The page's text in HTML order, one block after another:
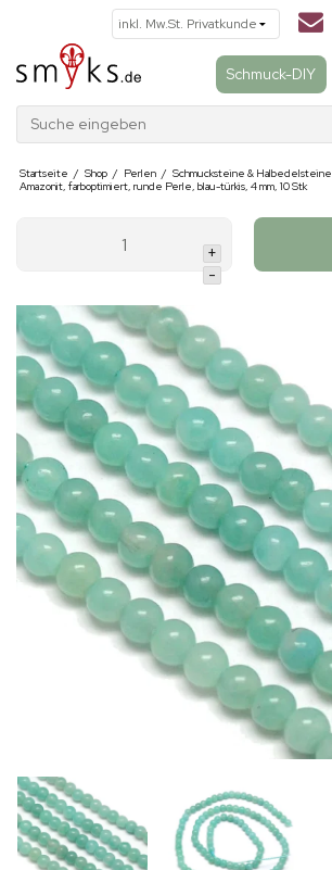
Schmuck-DIY
Suche eingeben
Startseite / Shop / Perlen / Schmucksteine & Halbedelsteine
Amazonit, farboptimiert, runde Perle, blau-türkis, 4 mm, 10 Stk
+
-